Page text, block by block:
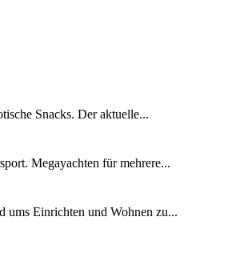
Snacks. Der aktuelle...
Megayachten für mehrere...
ums Einrichten und Wohnen zu...